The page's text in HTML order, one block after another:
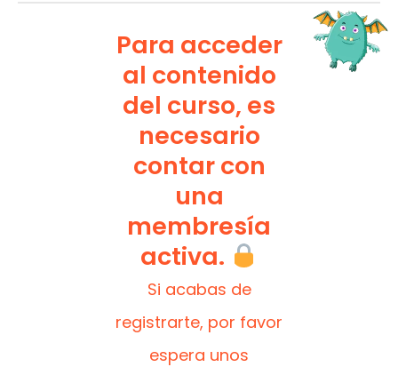
Para acceder
al contenido
del curso, es
necesario
contar con
una
membresía
activa.
Si acabas de
registrarte, por favor
espera unos